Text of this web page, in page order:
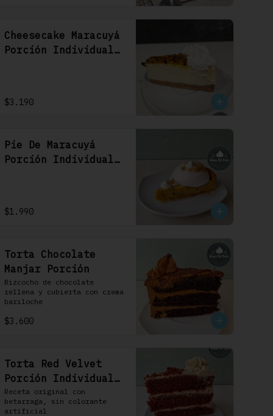
Cheesecake Maracuyá
Porción Individual
$3.190
Pie De Maracuyá
Porción Individual
$1.990
Torta Chocolate
Manjar Porción
Bizcocho de chocolate
rellena y cubierta con crema
bariloche
$3.600
Torta Red Velvet
Porción Individual
1 Uni
Receta original con
betarraga, sin colorante
artificial